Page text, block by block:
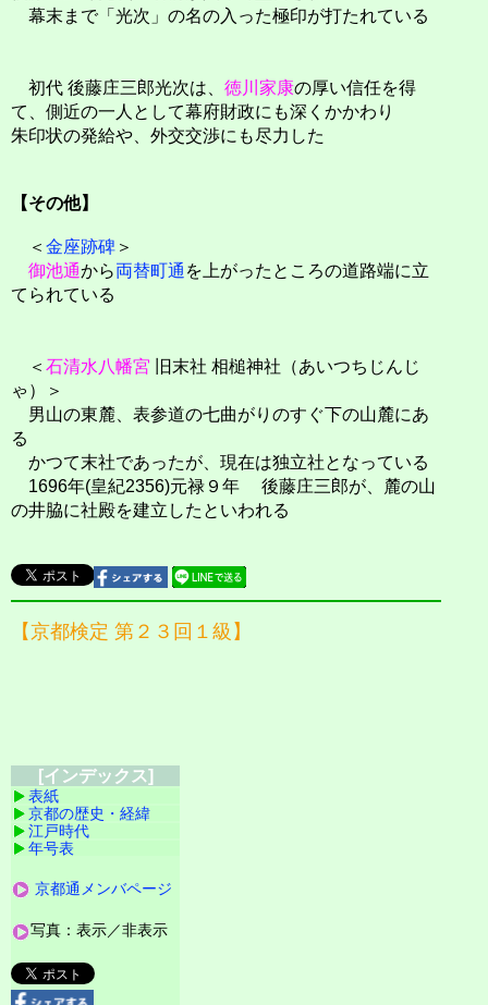
幕末まで「光次」の名の入った極印が打たれている
初代 後藤庄三郎光次は、 徳川家康の厚い信任を得
て、側近の一人として幕府財政にも深くかかわり
朱印状の発給や、外交交渉にも尽力した
【その他】
＜ 金座跡碑 ＞
御池通から両替町通 を上がったところの道路端に立
てられている
＜ 石清水八幡宮 旧末社 相槌神社（あいつちじんじ
ゃ）＞
男山の東麓、表参道の七曲がりのすぐ下の山麓にあ
る
かつて末社であったが、現在は独立社となっている
1696年(皇紀2356)元禄９年 後藤庄三郎が、麓の山
の井脇に社殿を建立したといわれる
【京都検定 第２３回１級】
[インデックス]
表紙
京都の歴史・経緯
江戸時代
年号表
京都通メンバページ
写真：表示／非表示